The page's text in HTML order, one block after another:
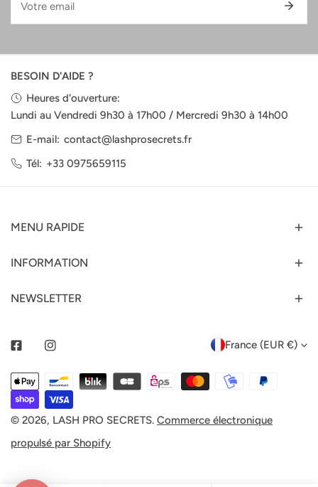
mail
BESOIN D'AIDE ?
Heures d'ouverture:
Lundi au Vendredi 9h30 à 17h00 / Mercredi 9h30 à 14h00
E-mail: contact@lashprosecrets.fr
Tél: +33 0975659115
MENU RAPIDE
INFORMATION
NEWSLETTER
P
A
S
France (EUR €)
© 2026, LASH PRO SECRETS. Commerce électronique
propulsé par Shopify
Méthodes
de
payement